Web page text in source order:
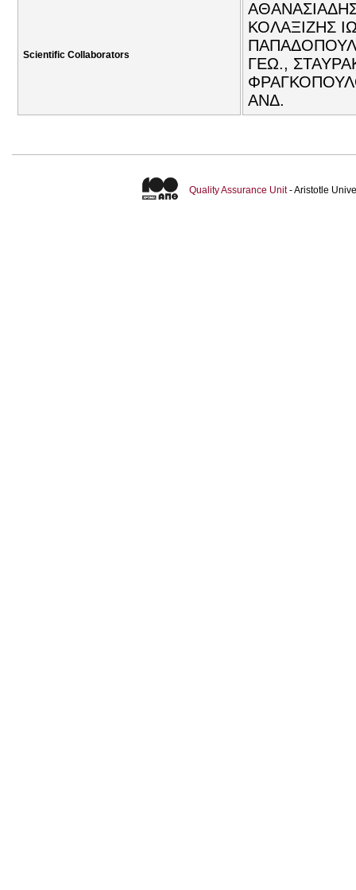
Scientific Collaborators
ΚΟΛΑΞΙΖΗΣ
ΓΕΩ.,
ΑΝΔ.
Quality Assurance Unit- Aristotle